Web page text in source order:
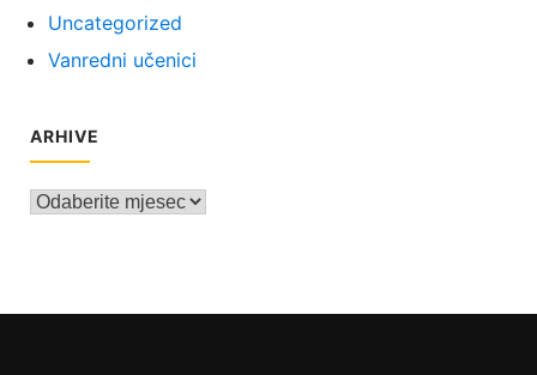
Uncategorized
Vanredni učenici
ARHIVE
Arhive